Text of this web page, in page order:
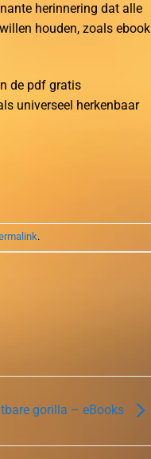
herinnering dat alle
houden, zoals ebook
de pdf gratis
universeel herkenbaar
.
gorilla – eBooks